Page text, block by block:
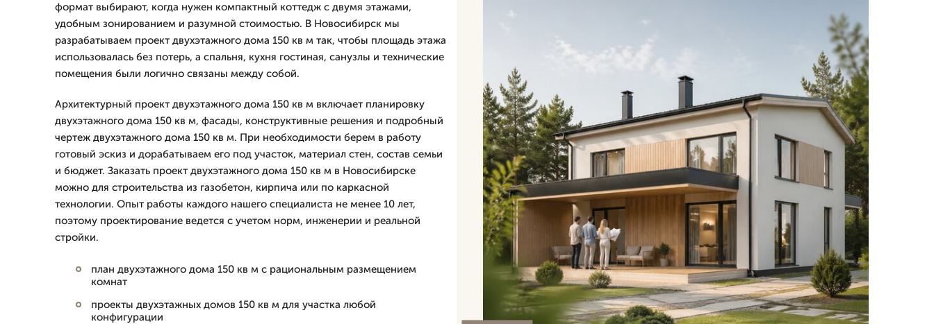
формат выбирают, когда нужен компактный коттедж с двумя этажами,
удобным зонированием и разумной стоимостью. В Новосибирск мы
разрабатываем проект двухэтажного дома 150 кв м так, чтобы площадь этажа
использовалась без потерь, а спальня, кухня гостиная, санузлы и технические
помещения были логично связаны между собой.
Архитектурный проект двухэтажного дома 150 кв м включает планировку
двухэтажного дома 150 кв м, фасады, конструктивные решения и подробный
чертеж двухэтажного дома 150 кв м. При необходимости берем в работу
готовый эскиз и дорабатываем его под участок, материал стен, состав семьи
и бюджет. Заказать проект двухэтажного дома 150 кв м в Новосибирске
можно для строительства из газобетон, кирпича или по каркасной
технологии. Опыт работы каждого нашего специалиста не менее 10 лет,
поэтому проектирование ведется с учетом норм, инженерии и реальной
стройки.
план двухэтажного дома 150 кв м с рациональным размещением
комнат
проекты двухэтажных домов 150 кв м для участка любой
конфигурации